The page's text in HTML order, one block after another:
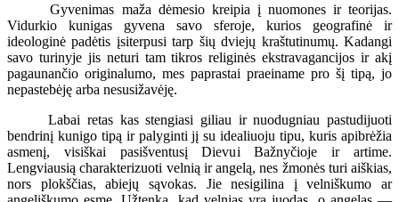
Gyvenimas maža dėmesio kreipia į nuomones ir teorijas.
Vidurkio kunigas gyvena savo sferoje, kurios geografinė ir
ideologinė padėtis įsiterpusi tarp šių dviejų kraštutinumų. Kadangi
savo turinyje jis neturi tam tikros religinės ekstravagancijos ir akį
pagaunančio originalumo, mes paprastai praeiname pro šį tipą, jo
nepastebėję arba nesusižavėję.
Labai retas kas stengiasi giliau ir nuodugniau pastudijuoti
bendrinį kunigo tipą ir palyginti jį su idealiuoju tipu, kuris apibrėžia
asmenį, visiškai pasišventusį Dievui Bažnyčioje ir artime.
Lengviausią charakterizuoti velnią ir angelą, nes žmonės turi aiškias,
nors plokščias, abiejų sąvokas. Jie nesigilina į velniškumo ar